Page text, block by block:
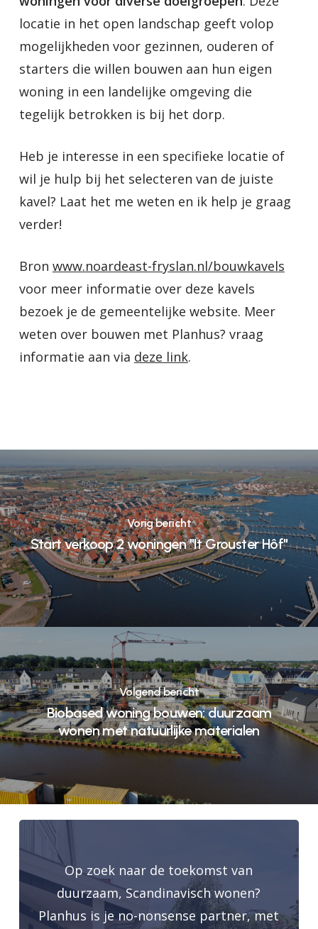
locatie in het open landschap geeft volop
mogelijkheden voor gezinnen, ouderen of
starters die willen bouwen aan hun eigen
woning in een landelijke omgeving die
tegelijk betrokken is bij het dorp.
Heb je interesse in een specifieke locatie of
wil je hulp bij het selecteren van de juiste
kavel? Laat het me weten en ik help je graag
verder!
Bron www.noardeast-fryslan.nl/bouwkavels
voor meer informatie over deze kavels
bezoek je de gemeentelijke website. Meer
weten over bouwen met Planhus? vraag
informatie aan via deze link.
Vorig bericht
Start verkoop 2 woningen "It Grouster Hôf"
Volgend bericht
Biobased woning bouwen: duurzaam
wonen met natuurlijke materialen
Op zoek naar de toekomst van
duurzaam, Scandinavisch wonen?
Planhus is je no-nonsense partner, met